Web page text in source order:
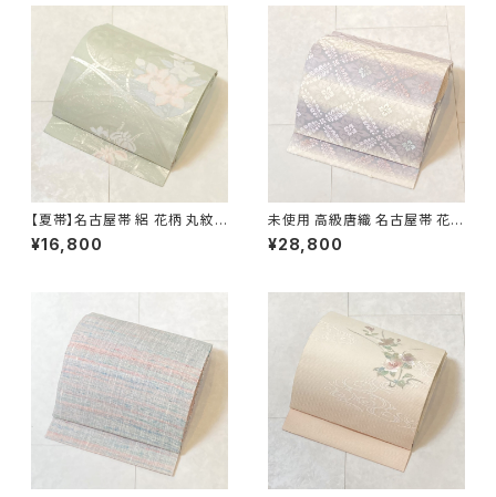
【夏帯】名古屋帯 絽 花柄 丸紋
絹 銀糸 黄緑 水色 ピンク パス
テル 542
¥16,800
未使用 高級唐織 名古屋帯 花菱
正絹 白 紫 パステルカラー 藤色
704
¥28,800